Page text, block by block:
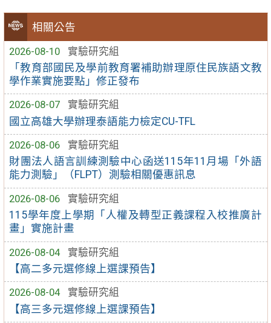
相關公告
2026-08-10
實驗研究組
「教育部國民及學前教育署補助辦理原住民族語文教
學作業實施要點」修正發布
2026-08-07
實驗研究組
國立高雄大學辦理泰語能力檢定CU-TFL
2026-08-06
實驗研究組
財團法人語言訓練測驗中心函送115年11月場「外語
能力測驗」（FLPT）測驗相關優惠訊息
2026-08-06
實驗研究組
115學年度上學期「人權及轉型正義課程入校推廣計
畫」實施計畫
2026-08-04
實驗研究組
【高二多元選修線上選課預告】
2026-08-04
實驗研究組
【高三多元選修線上選課預告】